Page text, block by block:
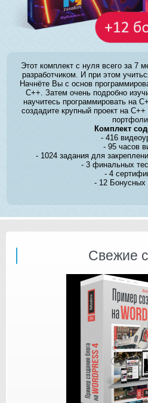
Этот комплект с нуля всего за 7
разработчиком. И при этом
Начнёте Вы с основ
C++. Затем очень подробно
научитесь программировать на
создадите крупный проект на
Комплект
- 416
- 95 часов
- 1024 задания для
- 3 финальных
- 4
- 12 Бонусных
Свежие